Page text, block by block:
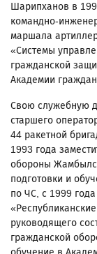
Шарипханов в
командно-
маршала
«Системы
гражданской
Академии
Свою служебную
старшего
44 ракетной
1993 года
обороны
подготовки и
по ЧС, с 1999
руководящего
гражданской